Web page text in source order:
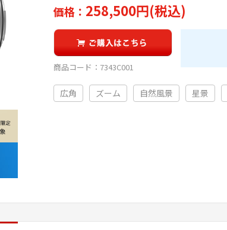
価格： 258,500円(税込)
商品コード： 7343C001
広角 ズーム 自然風景 星景